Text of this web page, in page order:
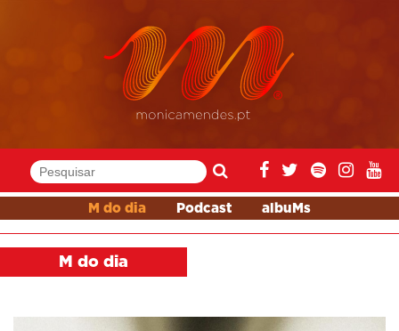
M do dia Podcast albuMs
M do dia